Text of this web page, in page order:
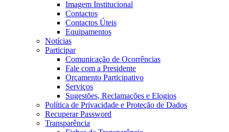
Imagem Institucional
Contactos
Contactos Úteis
Equipamentos
Notícias
Participar
Comunicação de Ocorrências
Fale com a Presidente
Orçamento Participativo
Serviços
Sugestões, Reclamações e Elogios
Política de Privacidade e Proteção de Dados
Recuperar Password
Transparência